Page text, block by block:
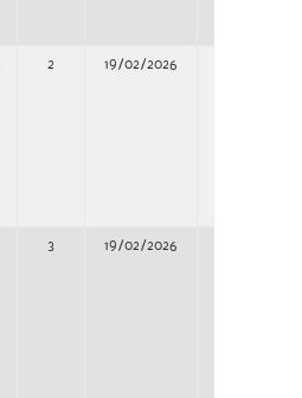
2 19/02/2026
3 19/02/2026